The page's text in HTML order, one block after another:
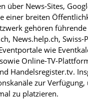
über News-Sites,
einer breiten
gehören
News.help.ch, Swiss-
wie
Online-TV-
Handelsregister.tv.
zur Verfügung,
zu platzieren.